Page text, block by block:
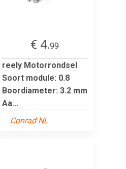
€ 4.99
reely Motorrondsel
Soort module: 0.8
Boordiameter: 3.2 mm
Aa...
Conrad NL